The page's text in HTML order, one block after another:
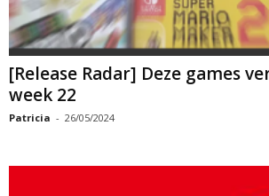
[Release Radar] Deze games
week 22
Patricia - 26/05/2024